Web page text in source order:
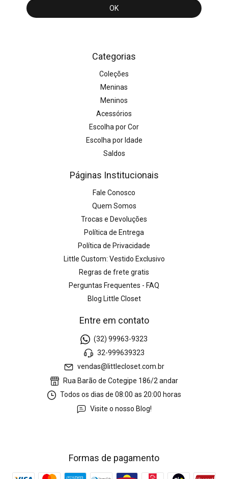
Categorias
Coleções
Meninas
Meninos
Acessórios
Escolha por Cor
Escolha por Idade
Saldos
Páginas Institucionais
Fale Conosco
Quem Somos
Trocas e Devoluções
Política de Entrega
Política de Privacidade
Little Custom: Vestido Exclusivo
Regras de frete gratis
Perguntas Frequentes - FAQ
Blog Little Closet
Entre em contato
(32) 99963-9323
32-999639323
vendas@littlecloset.com.br
Rua Barão de Cotegipe 186/2 andar
Todos os dias de 08:00 as 20:00 horas
Visite o nosso Blog!
Formas de pagamento